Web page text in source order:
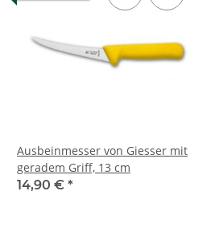
Ausbeinmesser von Giesser mit
geradem Griff, 13 cm
14,90 € *